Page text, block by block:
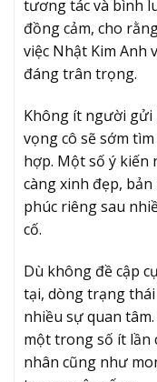
tương tác và bình
đồng cảm, cho
việc Nhật Kim Anh
đáng trân trọng.
Không ít người gửi
vọng cô sẽ sớm
hợp. Một số ý kiến
càng xinh đẹp,
phúc riêng sau
cố.
Dù không đề cập
tại, dòng trạng thái
nhiều sự quan
một trong số ít lần
nhân cũng như